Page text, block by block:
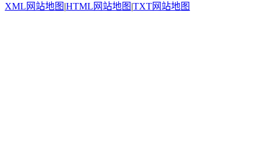
XML网站地图 |HTML网站地图 |TXT网站地图